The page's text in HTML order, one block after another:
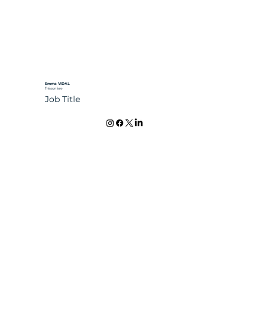
Emma VIDAL
Trésorière
Job Title